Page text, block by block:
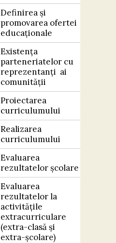
Definirea și
promovarea ofertei
educaționale
Existența
parteneriatelor cu
reprezentanți ai
comunității
Proiectarea
curriculumului
Realizarea
curriculumului
Evaluarea
rezultatelor școlare
Evaluarea
rezultatelor la
activitățile
extracurriculare
(extra-clasă și
extra-școlare)